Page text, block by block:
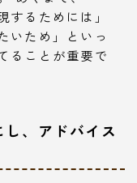
するためには」
いため」といっ
ることが重要で
し、アドバイス